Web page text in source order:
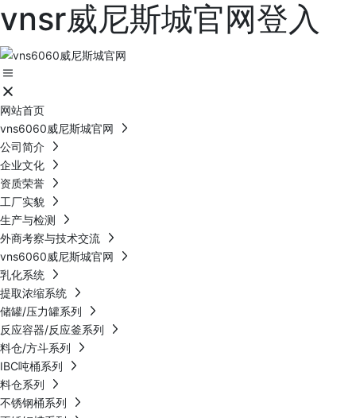
vnsr威尼斯城官网登入
网站首页
vns6060威尼斯城官网
公司简介
企业文化
资质荣誉
工厂实貌
生产与检测
外商考察与技术交流
vns6060威尼斯城官网
乳化系统
提取浓缩系统
储罐/压力罐系列
反应容器/反应釜系列
料仓/方斗系列
IBC吨桶系列
料仓系列
不锈钢桶系列